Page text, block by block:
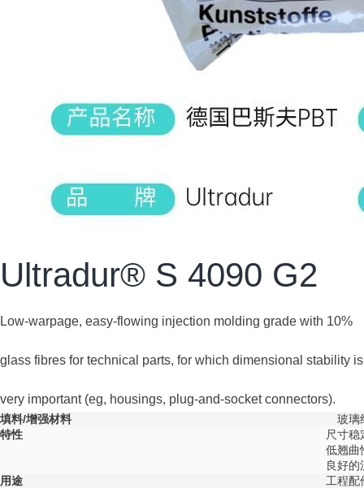
Ultradur® S 4090 G2
Low-warpage, easy-flowing injection molding grade with 10%
glass fibres for technical parts, for which dimensional stability is
very important (eg, housings, plug-and-socket connectors).
填料/增强材料
玻璃
特性
尺寸稳
低翘曲
良好的
用途
工程配